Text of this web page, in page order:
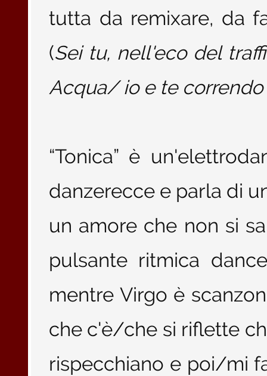
tutta da remixare, da
(Sei tu, nell'eco del
Acqua/ io e te
“Tonica” è
danzerecce e parla di
un amore che non si
pulsante ritmica
mentre Virgo è
che c'è/che si riflette
rispecchiano e poi/mi